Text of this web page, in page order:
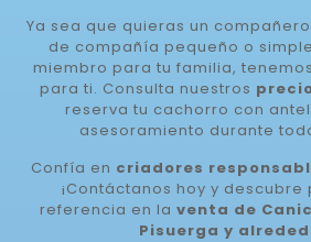
Ya sea que quieras un
de compañía pequeño o
miembro para tu familia,
para ti. Consulta nuestros
reserva tu cachorro con
asesoramiento durante
Confía en criadores
¡Contáctanos hoy y descubre
referencia en la venta de
Pisuerga y